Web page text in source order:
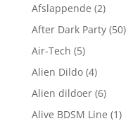
Afslappende (2)
After Dark Party (50)
Air-Tech (5)
Alien Dildo (4)
Alien dildoer (6)
Alive BDSM Line (1)